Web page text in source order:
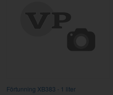
Förtunning XB383 - 1 liter